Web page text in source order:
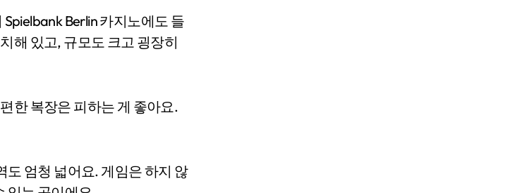
Berlin 카지노에도 들
해 있고, 규모도 크고 굉장히
한 복장은 피하는 게 좋아요.
엄청 넓어요. 게임은 하지 않